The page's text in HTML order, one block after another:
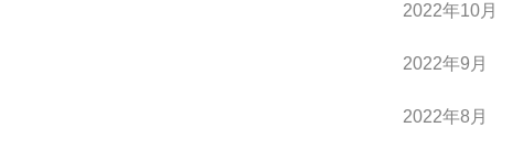
2022年10月
2022年9月
2022年8月